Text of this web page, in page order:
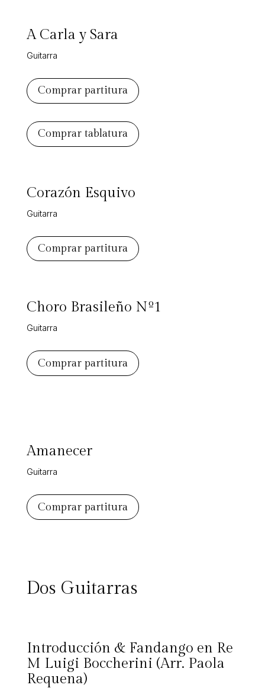
A Carla y Sara
Guitarra
Comprar partitura
Comprar tablatura
Corazón Esquivo
Guitarra
Comprar partitura
Choro Brasileño Nº1
Guitarra
Comprar partitura
Amanecer
Guitarra
Comprar partitura
Dos Guitarras
Introducción & Fandango en Re
M Luigi Boccherini (Arr. Paola
Requena)